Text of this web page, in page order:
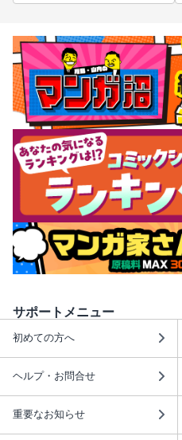
サポートメニュー
初めての方へ
ヘルプ・お問合せ
重要なお知らせ